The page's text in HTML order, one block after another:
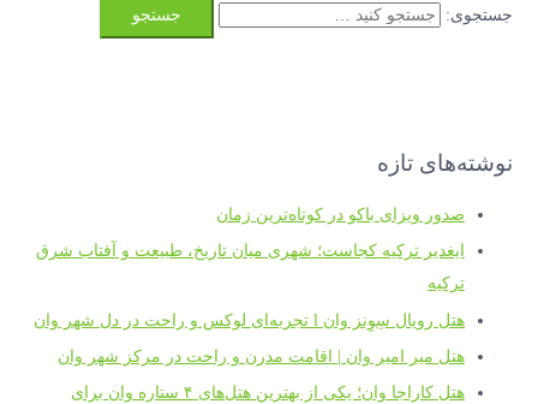
جستجوی:
نوشته‌های تازه
صدور ویزای باکو در کوتاه‌ترین زمان
ایغدیر ترکیه کجاست؛ شهری میان تاریخ، طبیعت و آفتاب شرق
ترکیه
هتل رویال سِوِنز وان l تجربه‌ای لوکس و راحت در دل شهر وان
هتل میر امیر وان | اقامت مدرن و راحت در مرکز شهر وان
هتل کاراجا وان؛ یکی از بهترین هتل‌های ۴ ستاره وان برای